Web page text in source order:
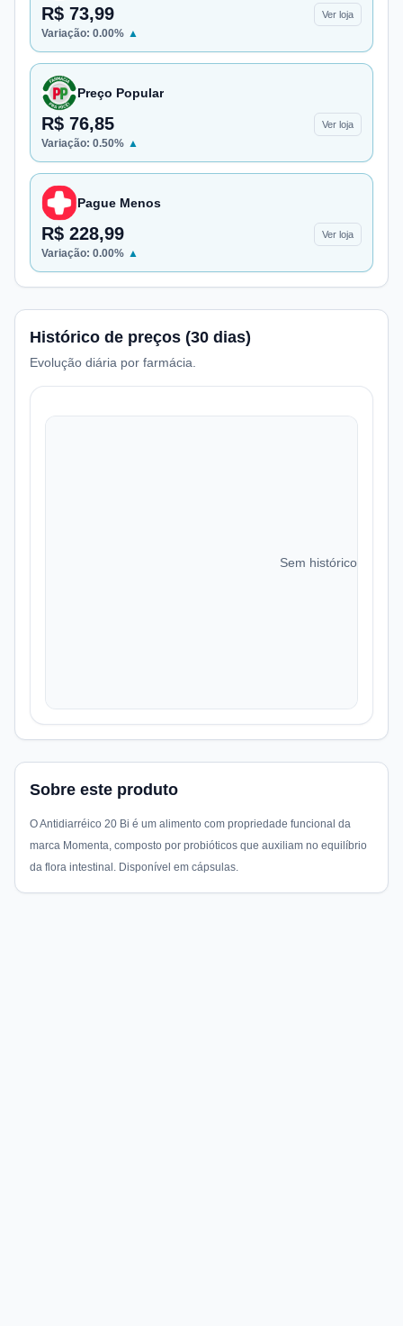
R$ 73,99 Ver loja
Variação: 0.00% ▲
Preço Popular
R$ 76,85 Ver loja
Variação: 0.50% ▲
Pague Menos
R$ 228,99 Ver loja
Variação: 0.00% ▲
Histórico de preços (30 dias)
Evolução diária por farmácia.
Sem histórico de
Sobre este produto
O Antidiarréico 20 Bi é um alimento com propriedade funcional da
marca Momenta, composto por probióticos que auxiliam no equilíbrio
da flora intestinal. Disponível em cápsulas.